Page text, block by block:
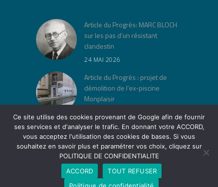
Article du Progrès: MARC BLOCH
sur les pas d’un résistant
clandestin
24 MAI 2026
Article du Progrès : projet de
démolition de l’ex-piscine
Monplaisir
« Jeu de lois » à la Cité Musée
Tony Garnier
12 AVRIL 2026
Ce site utilise des cookies provenant de Google afin de fournir
ses services et d'analyser le trafic. En donnant votre ACCORD,
vous acceptez l'utilisation des cookies de bases. Si vous
souhaitez en savoir plus et paramétrer vos choix, cliquez sur
POLITIQUE DE CONFIDENTIALITE
ACCORD
TOUT REFUSER
Politique de confidentialité